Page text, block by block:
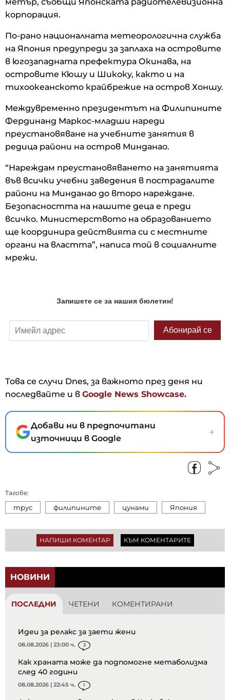
корпорация.
По-рано националната метеорологична служба
на Япония предупреди за заплаха на островите
в югозападната префектура Окинава, на
островите Кюшу и Шикоку, както и на
тихоокеанското крайбрежие на остров Хоншу.
Междувременно президентът на Филипините
Фердинанд Маркос-младши нареди
преустановяване на учебните занятия в
редица райони на остров Минданао.
“Нареждам преустановяването на занятията
във всички учебни заведения в пострадалите
райони на Минданао до второ нареждане.
Безопасността на нашите деца е преди
всичко. Министерството на образованието
ще координира действията си с местните
органи на властта”, написа той в социалните
мрежи.
Това се случи Dnes, за важното през деня ни
последвайте и в Google News Showcase.
Добави ни в предпочитани
източници в Google
→
Тагове:
трус филипините цунами Япония
НАПИШИ КОМЕНТАР КЪМ КОМЕНТАРИТЕ
НОВИНИ
ПОСЛЕДНИ ЧЕТЕНИ КОМЕНТИРАНИ
Идеи за релакс за заети жени
08.08.2026 | 23:00 ч. 3
Как храната може да подпомогне метаболизма
след 40 години
08.08.2026 | 22:45 ч. 1